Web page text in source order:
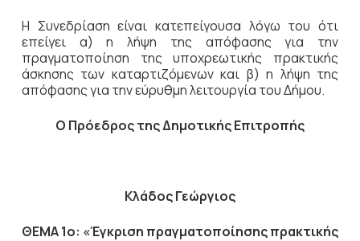
Η Συνεδρίαση είναι κατεπείγουσα λόγω του ότι
επείγει α) η λήψη της απόφασης για την
πραγματοποίηση της υποχρεωτικής πρακτικής
άσκησης των καταρτιζόμενων και β) η λήψη της
απόφασης για την εύρυθμη λειτουργία του Δήμου.
Ο Πρόεδροςτης Δημοτικής Επιτροπής
Κλάδος Γεώργιος
ΘΕΜΑ 1ο: «Έγκριση πραγματοποίησης πρακτικής